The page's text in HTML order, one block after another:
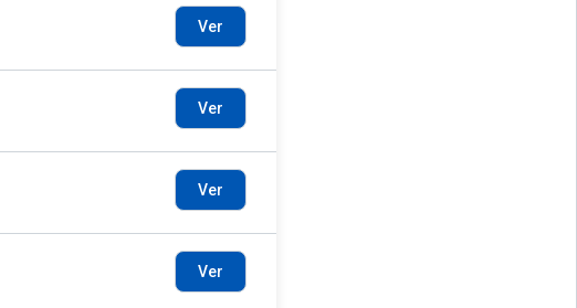
Ver
Ver
Ver
Ver